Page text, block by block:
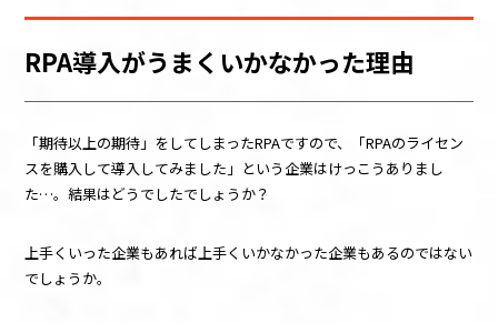
RPA導入がうまくいかなかった理由
「期待以上の期待」をしてしまったRPAですので、「RPAのライセン
スを購入して導入してみました」という企業はけっこうありまし
た…。結果はどうでしたでしょうか？
上手くいった企業もあれば上手くいかなかった企業もあるのではない
でしょうか。